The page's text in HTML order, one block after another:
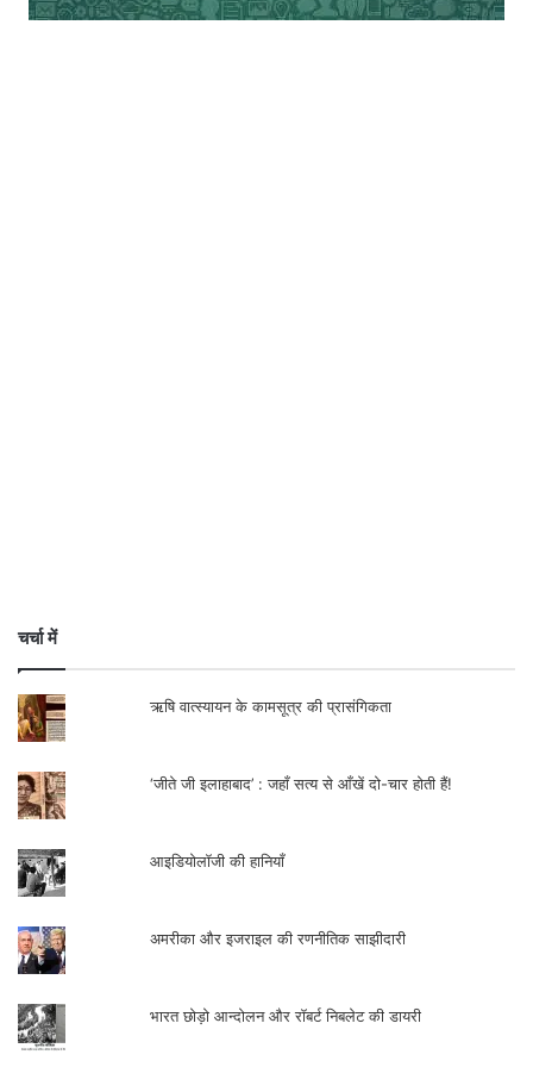
इसलिए यह केवल मिथ है कि जनसंघ कि स्थापना
भारतीय जनसंघ को दूसरी दफा एक वैचारिक आवेग
दीनदयाल उपाध्याय ने की। उन्होंने उन वैचारिक
आवेगों से पार्टी को जोड़ने की कोशिश की जिनका
प्रतिनिधित्व मालवीय जी करते थे। दीनदयाल
आरएसएस से जुड़े थे, लेकिन उनके संस्कारों पर
मालवीय जी का प्रभाव परिलक्षित होता है। यह शायद
उन पर हिंदी क्षेत्र के होने का प्रभाव था। एकात्म
मानववाद के उनके फलसफे पर संघ का प्रभाव कम
चर्चा में
ऋषि वात्स्यायन के कामसूत्र की प्रासंगिकता
‘जीते जी इलाहाबाद’ : जहाँ सत्य से आँखें दो-चार होती हैं!
आइडियोलॉजी की हानियाँ
अमरीका और इजराइल की रणनीतिक साझीदारी
भारत छोड़ो आन्दोलन और रॉबर्ट निबलेट की डायरी